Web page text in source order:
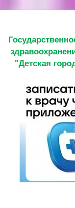
"Детская